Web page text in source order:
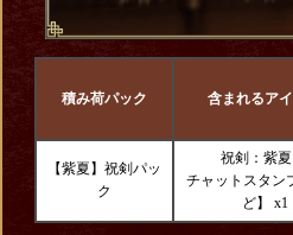
積み荷パック 含まれるア
【紫夏】祝剣パッ
ク
祝剣：紫
チャットスタン
ど】 x1